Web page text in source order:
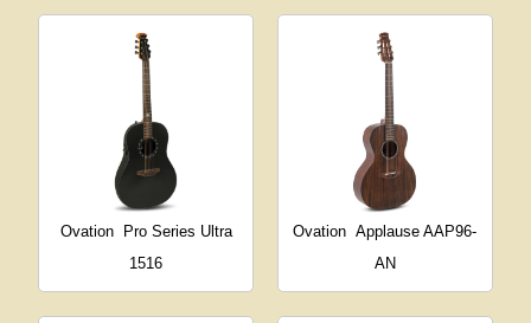
Ovation
Pro Series Ultra
1516
Ovation Applause AAP96-
AN